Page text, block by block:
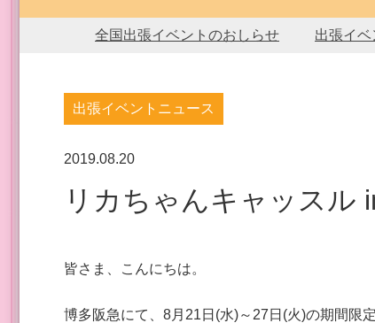
全国出張イベントのおしらせ 出張イベ
出張イベントニュース
2019.08.20
リカちゃんキャッス
皆さま、こんにちは。
博多阪急にて、8月21日(水)～27日(火)の期間限